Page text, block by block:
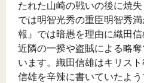
たれた山崎の戦いの後に焼失
では明智光秀の重臣明智秀
報』では暗愚を理由に織田
近隣の一揆や盗賊による略
います。織田信雄はキリス
信雄を辛辣に書いていたよ